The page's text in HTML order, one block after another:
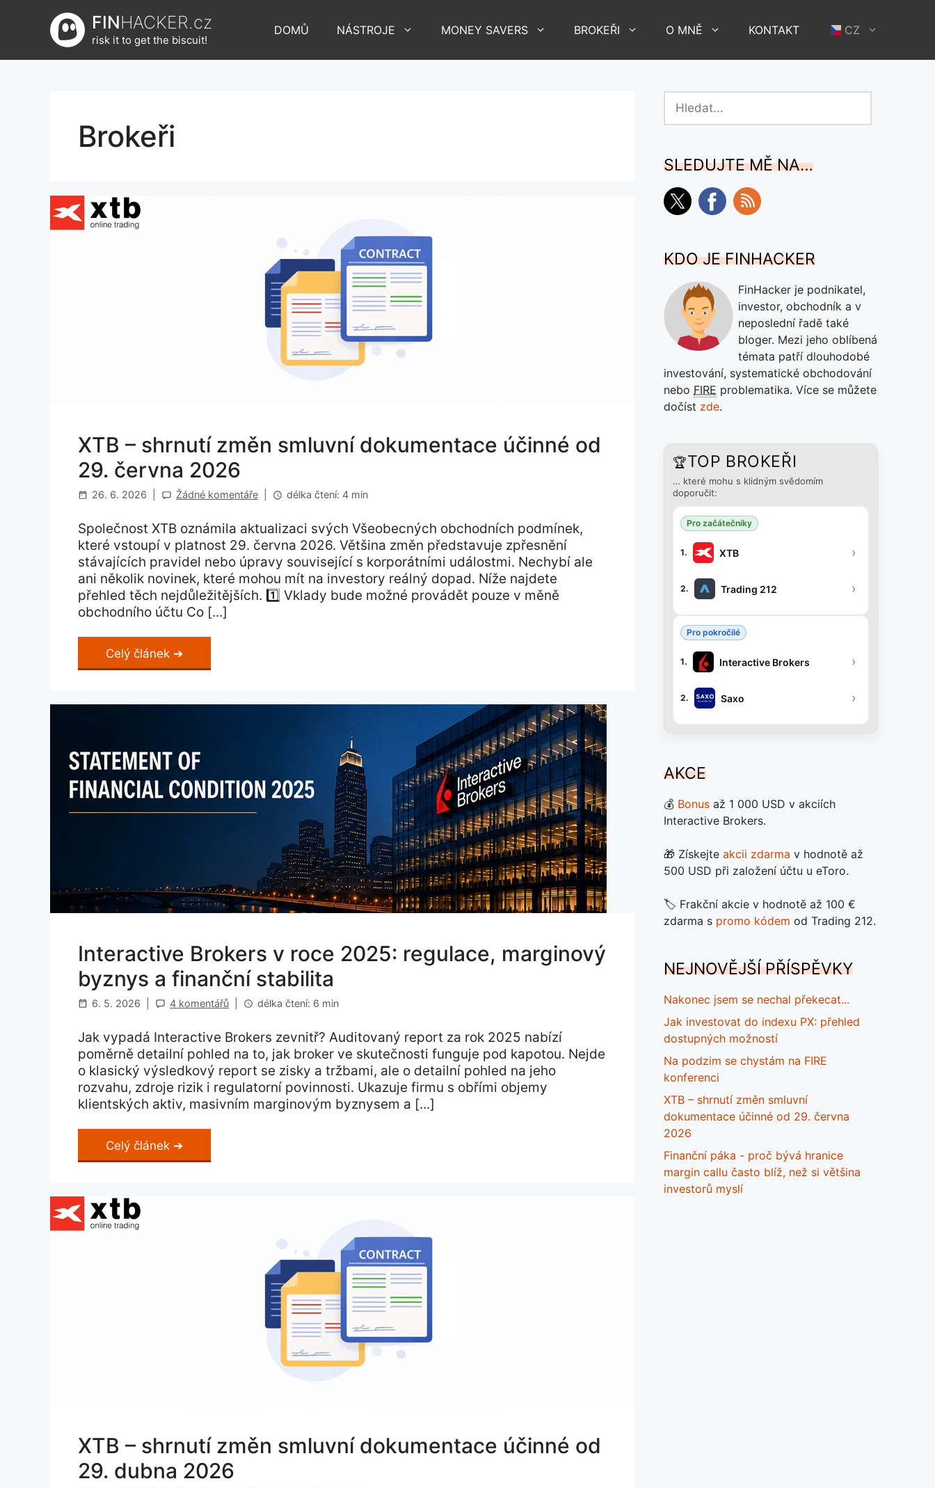
FINHACKER.cz
risk it to get the biscuit!
DOMŮ NÁSTROJE MONEY SAVERS BROKEŘI O MNĚ KONTAKT CZ
Brokeři
XTB – shrnutí změn smluvní dokumentace účinné od
29. června 2026
26. 6. 2026 Žádné komentáře délka čtení: 4 min
Společnost XTB oznámila aktualizaci svých Všeobecných obchodních podmínek,
které vstoupí v platnost 29. června 2026. Většina změn představuje zpřesnění
stávajících pravidel nebo úpravy související s korporátními událostmi. Nechybí ale
ani několik novinek, které mohou mít na investory reálný dopad. Níže najdete
přehled těch nejdůležitějších. 1️⃣ Vklady bude možné provádět pouze v měně
obchodního účtu Co [...]
Celý článek
Interactive Brokers v roce 2025: regulace, marginový
byznys a finanční stabilita
6. 5. 2026 4 komentářů délka čtení: 6 min
Jak vypadá Interactive Brokers zevnitř? Auditovaný report za rok 2025 nabízí
poměrně detailní pohled na to, jak broker ve skutečnosti funguje pod kapotou. Nejde
o klasický výsledkový report se zisky a tržbami, ale o detailní pohled na jeho
rozvahu, zdroje rizik i regulatorní povinnosti. Ukazuje firmu s obřími objemy
klientských aktiv, masivním marginovým byznysem a [...]
Celý článek
XTB – shrnutí změn smluvní dokumentace účinné od
29. dubna 2026
SLEDUJTE MĚ NA…
KDO JE FINHACKER
FinHacker je podnikatel,
investor, obchodník a v
neposlední řadě také
bloger. Mezi jeho oblíbená
témata patří dlouhodobé
investování, systematické obchodování
nebo FIRE problematika. Více se můžete
dočíst zde.
🏆TOP BROKEŘI
… které mohu s klidným svědomím
doporučit:
Pro začátečníky
1. XTB ›
2. Trading 212 ›
Pro pokročilé
1. Interactive Brokers ›
2. Saxo ›
AKCE
💰 Bonus až 1 000 USD v akciích
Interactive Brokers.
🎁 Získejte akcii zdarma v hodnotě až
500 USD při založení účtu u eToro.
🏷️ Frakční akcie v hodnotě až 100 €
zdarma s promo kódem od Trading 212.
NEJNOVĚJŠÍ PŘÍSPĚVKY
Nakonec jsem se nechal překecat...
Jak investovat do indexu PX: přehled
dostupných možností
Na podzim se chystám na FIRE
konferenci
XTB – shrnutí změn smluvní
dokumentace účinné od 29. června
2026
Finanční páka - proč bývá hranice
margin callu často blíž, než si většina
investorů myslí